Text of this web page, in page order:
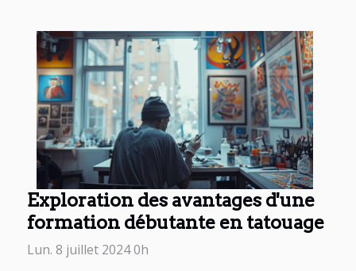
Exploration des avantages d'une
formation débutante en tatouage
Lun. 8 juillet 2024 0h